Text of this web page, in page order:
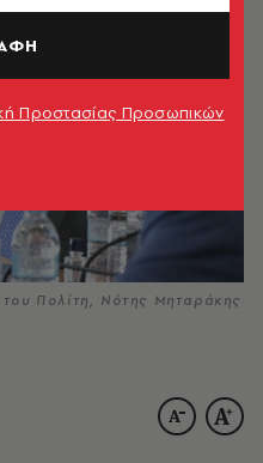
Πολίτη, Νότης Μηταράκης
Προστασίας Προσωπικών